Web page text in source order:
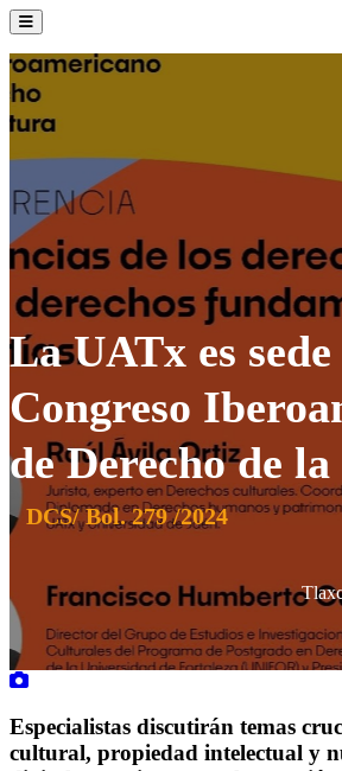
La Institución
La UATx es
Congreso
de Derecho de
DCS/ Bol. 279 /2024
Especialistas discutirán temas
cultural, propiedad intelectual y